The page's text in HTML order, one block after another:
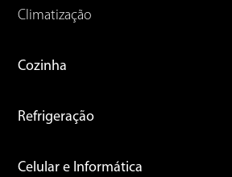
Climatização
Cozinha
Refrigeração
Celular e Informática